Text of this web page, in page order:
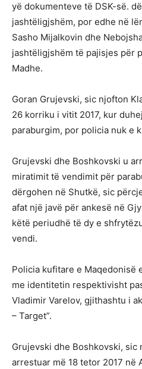
yë dokumenteve të DSK-së.
jashtëligjshëm, por edhe në
Sasho Mijalkovin dhe
jashtëligjshëm të pajisjes për
Madhe.
Goran Grujevski, sic njofton
26 korriku i vitit 2017, kur
paraburgim, por policia nuk e
Grujevski dhe Boshkovski u
miratimit të vendimit për
dërgohen në Shutkë, sic
afat një javë për ankesë në
këtë periudhë të dy e
vendi.
Policia kufitare e Maqedonisë
me identitetin respektivisht
Vladimir Varelov, gjithashtu i
– Target”.
Grujevski dhe Boshkovski, sic
arrestuar më 18 tetor 2017 në